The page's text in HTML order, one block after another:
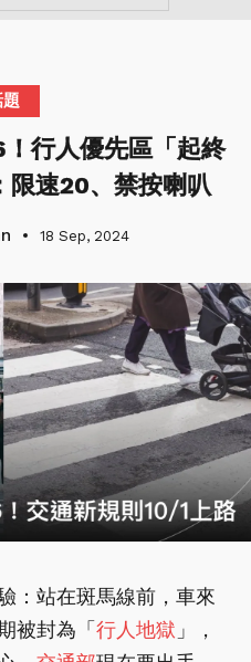
行人優先區「起終
限速20、禁按喇叭
18 Sep, 2024
：站在斑馬線前，車來
被封為「 行人地獄 」，